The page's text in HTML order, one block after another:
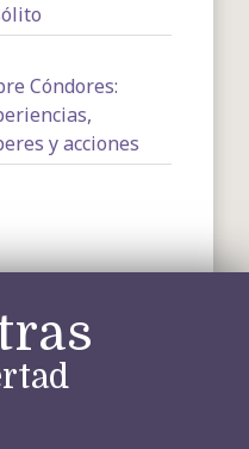
Cóndores:
y acciones